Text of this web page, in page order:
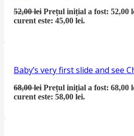
52,00lei Prețul inițial a fost: 52,00
curent este: 45,00 lei.
Baby’s very first slide and see
68,00lei Prețul inițial a fost: 68,00
curent este: 58,00 lei.